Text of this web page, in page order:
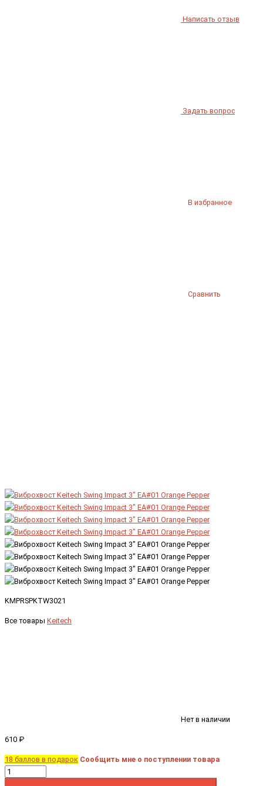
Написать отзыв
Задать вопрос
В избранное
Сравнить
KMPRSPKTW3021
Все товары Keitech
Нет в наличии
610 ₽
18 баллов в подарок Сообщить мне о поступлении товара